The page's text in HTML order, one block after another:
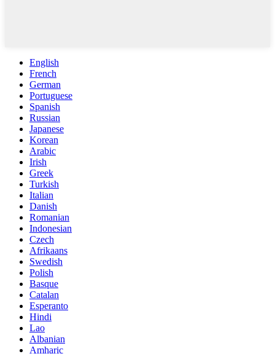
English
French
German
Portuguese
Spanish
Russian
Japanese
Korean
Arabic
Irish
Greek
Turkish
Italian
Danish
Romanian
Indonesian
Czech
Afrikaans
Swedish
Polish
Basque
Catalan
Esperanto
Hindi
Lao
Albanian
Amharic